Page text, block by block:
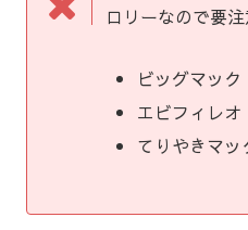
ロリーなので要注
ビッグマック
エビフィレオ
てりやきマッ